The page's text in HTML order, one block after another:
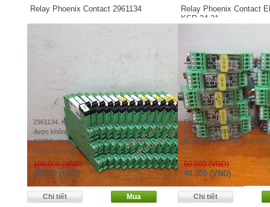
Relay Phoenix Contact 2961134
2961134. Kích thước rất mỏng giúp hạn chế
được không gian tủ, nguồn kích 120V
AC/DC, tải max 6A 250VAC (thuần trở).
Used, mới 90%, nguyên zin.
100.000 (VND)
90.000 (VND)
Relay Phoenix Contact
KSR-24-21
EMG 22-REL-KSR-24-21. P/
Nguồn kích 24V AC/DC, 1
thuần trở 8A. Used, mới 80%.
50.000 (VND)
40.000 (VND)